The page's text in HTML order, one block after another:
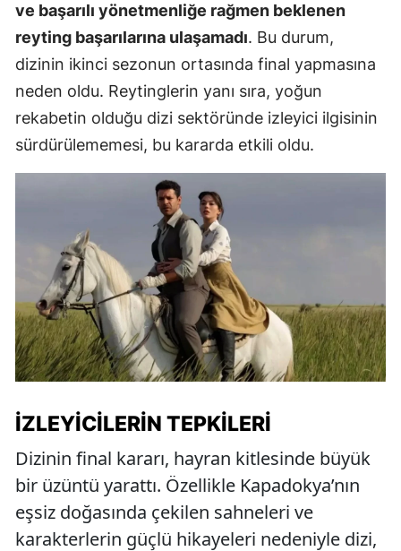
ve başarılı yönetmenliğe rağmen beklenen
reyting başarılarına ulaşamadı. Bu durum,
dizinin ikinci sezonun ortasında final yapmasına
neden oldu. Reytinglerin yanı sıra, yoğun
rekabetin olduğu dizi sektöründe izleyici ilgisinin
sürdürülememesi, bu kararda etkili oldu.
İZLEYICILERIN TEPKILERI
Dizinin final kararı, hayran kitlesinde büyük
bir üzüntü yarattı. Özellikle Kapadokya’nın
eşsiz doğasında çekilen sahneleri ve
karakterlerin güçlü hikayeleri nedeniyle dizi,